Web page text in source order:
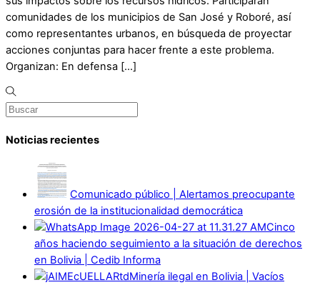
comunidades de los municipios de San José y Roboré, así
como representantes urbanos, en búsqueda de proyectar
acciones conjuntas para hacer frente a este problema.
Organizan: En defensa […]
Noticias recientes
Comunicado público | Alertamos preocupante
erosión de la institucionalidad democrática
Cinco
años haciendo seguimiento a la situación de derechos
en Bolivia | Cedib Informa
Minería ilegal en Bolivia | Vacíos